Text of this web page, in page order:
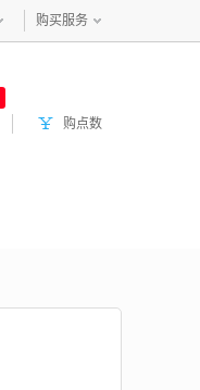
购买服务
购点数